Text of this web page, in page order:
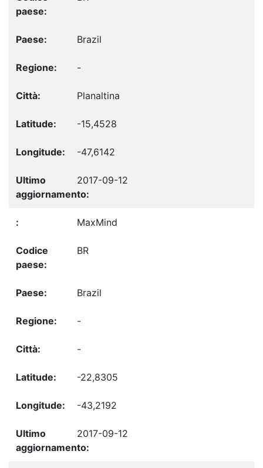
Brazil
-
Planaltina
-15,4528
-47,6142
2017-09-12
MaxMind
BR
Brazil
-
-
-22,8305
-43,2192
2017-09-12